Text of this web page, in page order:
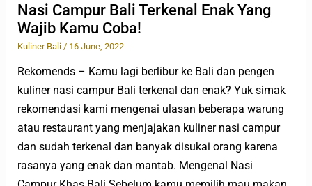
Nasi Campur Bali Terkenal Enak Yang
Wajib Kamu Coba!
Kuliner Bali / 16 June, 2022
Rekomends – Kamu lagi berlibur ke Bali dan pengen
kuliner nasi campur Bali terkenal dan enak? Yuk simak
rekomendasi kami mengenai ulasan beberapa warung
atau restaurant yang menjajakan kuliner nasi campur
dan sudah terkenal dan banyak disukai orang karena
rasanya yang enak dan mantab. Mengenal Nasi